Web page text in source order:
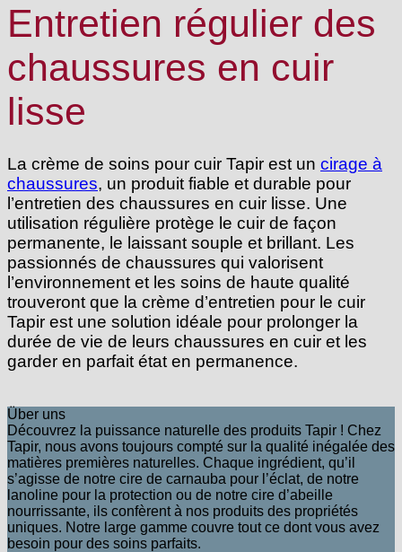
Entretien régulier des
chaussures en cuir
lisse
La crème de soins pour cuir Tapir est un cirage à
chaussures, un produit fiable et durable pour
l’entretien des chaussures en cuir lisse. Une
utilisation régulière protège le cuir de façon
permanente, le laissant souple et brillant. Les
passionnés de chaussures qui valorisent
l’environnement et les soins de haute qualité
trouveront que la crème d’entretien pour le cuir
Tapir est une solution idéale pour prolonger la
durée de vie de leurs chaussures en cuir et les
garder en parfait état en permanence.
Über uns
Découvrez la puissance naturelle des produits Tapir ! Chez
Tapir, nous avons toujours compté sur la qualité inégalée des
matières premières naturelles. Chaque ingrédient, qu’il
s’agisse de notre cire de carnauba pour l’éclat, de notre
lanoline pour la protection ou de notre cire d’abeille
nourrissante, ils confèrent à nos produits des propriétés
uniques. Notre large gamme couvre tout ce dont vous avez
besoin pour des soins parfaits.